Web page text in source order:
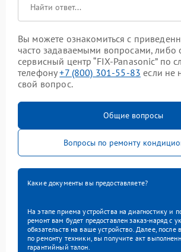
Вы можете ознакомиться с
часто задаваемыми вопросами, либо
сервисный центр “FIX-Panasonic” по
телефону+7 (800) 301-55-83 если не
свой вопрос.
Общие вопросы
Вопросы по ремонту
Какие документы вы предоставляете?
На этапе приема устройства на диагностику и
ремонт вам будет предоставлен заказ-наряд с
обязательств на ваше устройство. Далее, после
по ремонту техники, вы получите акт
гарантийный талон.